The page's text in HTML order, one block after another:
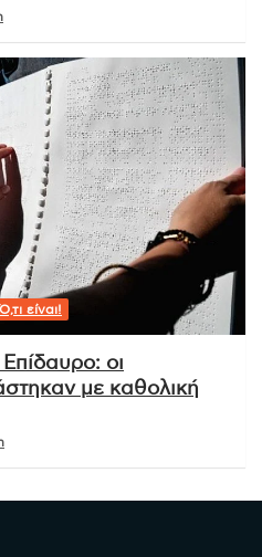
Ό,τι είναι!
οι
με καθολική